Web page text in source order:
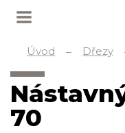
Úvod Dřezy
70